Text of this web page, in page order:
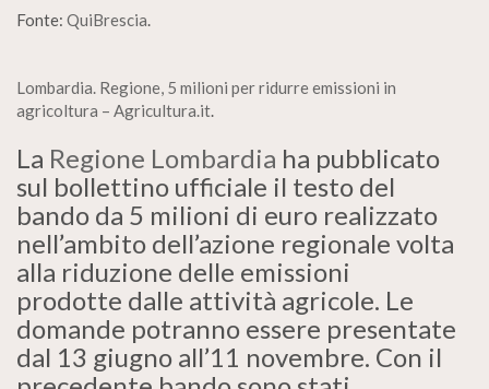
Fonte: QuiBrescia.
Lombardia. Regione, 5 milioni per ridurre emissioni in
agricoltura – Agricultura.it.
La Regione Lombardia ha pubblicato
sul bollettino ufficiale il testo del
bando da 5 milioni di euro realizzato
nell’ambito dell’azione regionale volta
alla riduzione delle emissioni
prodotte dalle attività agricole. Le
domande potranno essere presentate
dal 13 giugno all’11 novembre. Con il